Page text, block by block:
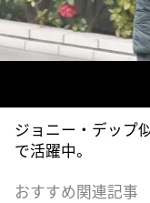
ジョニー・デップ
で活躍中。
おすすめ関連記事